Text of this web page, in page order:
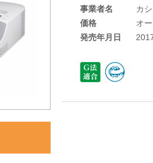
事業者名
カ
価格
オ
発売年月日